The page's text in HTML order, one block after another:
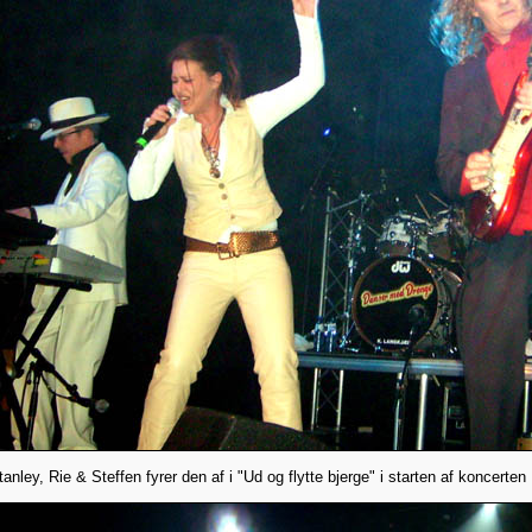
Rie & Steffen fyrer den af i "Ud og flytte bjerge" i starten af koncerten